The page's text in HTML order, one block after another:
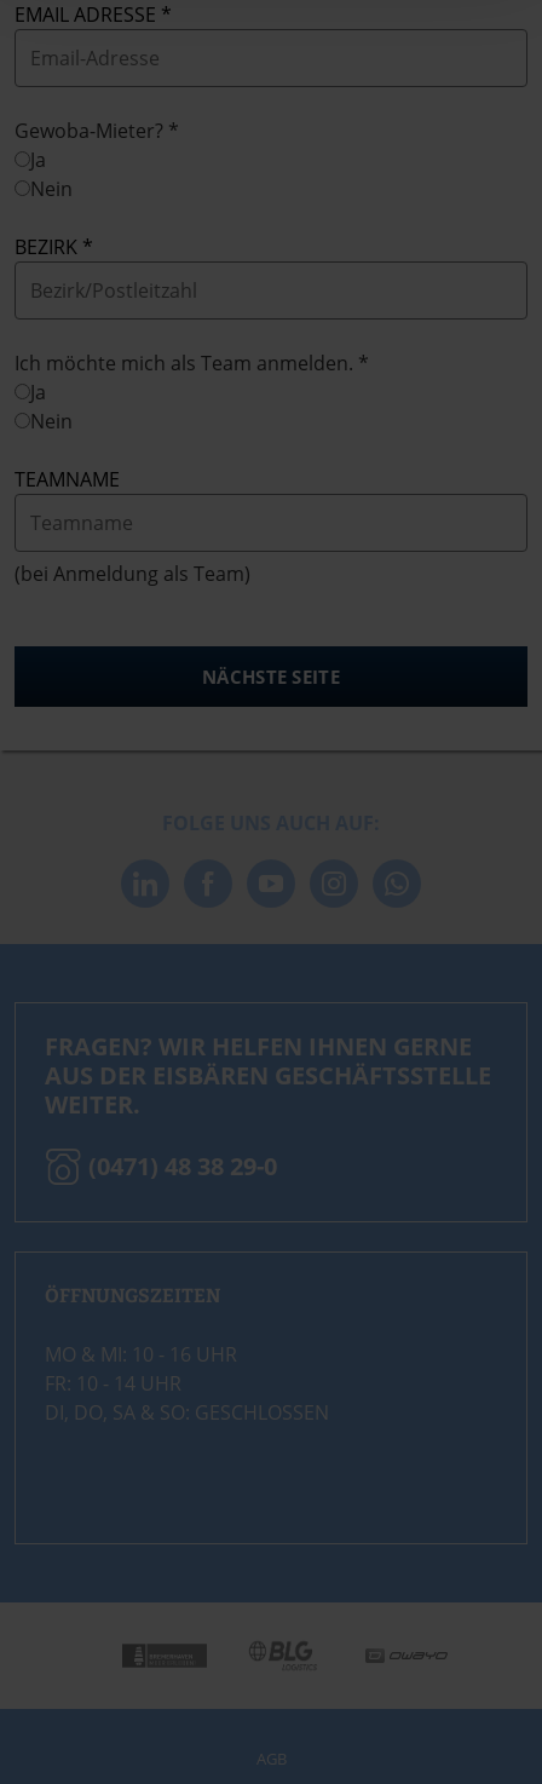
EMAIL ADRESSE
Gewoba-Mieter? *
Ja
Nein
BEZIRK
Ich möchte mich als Team anmelden. *
Ja
Nein
TEAMNAME
(bei Anmeldung als Team)
NÄCHSTE SEITE
FRAGEN? WIR HELFEN IHNEN GERNE
AUS DER EISBÄREN GESCHÄFTSSTELLE
WEITER.
(0471) 48 38 29-0
ÖFFNUNGSZEITEN
MO & MI: 10 - 16 UHR
FR: 10 - 14 UHR
DI, DO, SA & SO: GESCHLOSSEN
AGB